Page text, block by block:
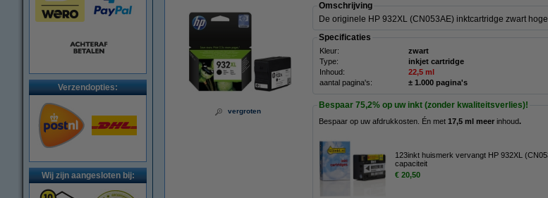
Verzendopties:
Wij zijn aangesloten bij:
vergroten
Omschrijving
De originele HP 932XL (CN053AE) inktcartridge zwart
Specificaties
Kleur: zwart
Type:
inkjet cartridge
Inhoud:
22,5 ml
aantal pagina's:
± 1.000 pagina's
Bespaar 75,2% op uw inkt (zonder kwaliteitsverlies)!
Bespaar op uw afdrukkosten. Én met 17,5 ml meer inhoud.
123inkt huismerk vervangt HP 932XL
capaciteit
€ 20,50